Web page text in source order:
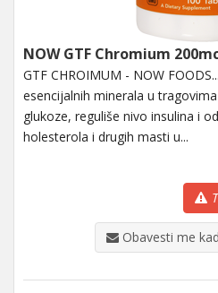
NOW GTF Chromium
GTF CHROIMUM - NOW
esencijalnih minerala u
glukoze, reguliše nivo insulina i
holesterola i drugih masti u...
Obavesti me